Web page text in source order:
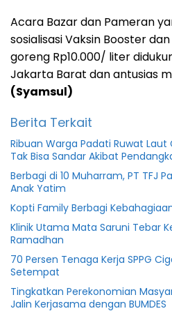
Acara Bazar dan Pameran
sosialisasi Vaksin Booster
goreng Rp10.000/ liter
Jakarta Barat dan antusias
(Syamsul)
Berita Terkait
Ribuan Warga Padati Ruwat
Tak Bisa Sandar Akibat
Berbagi di 10 Muharram, PT TFJ
Anak Yatim
Kopti Family Berbagi
Klinik Utama Mata Saruni Tebar
Ramadhan
70 Persen Tenaga Kerja SPPG
Setempat
Tingkatkan Perekonomian
Jalin Kerjasama dengan BUMDES